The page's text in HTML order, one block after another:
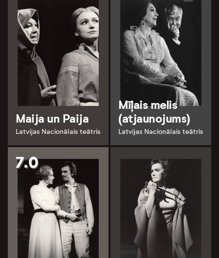
Maija un Paija
Latvijas Nacionālais teātris
Mīļais melis
(atjaunojums)
Latvijas Nacionālais teātris
7.0